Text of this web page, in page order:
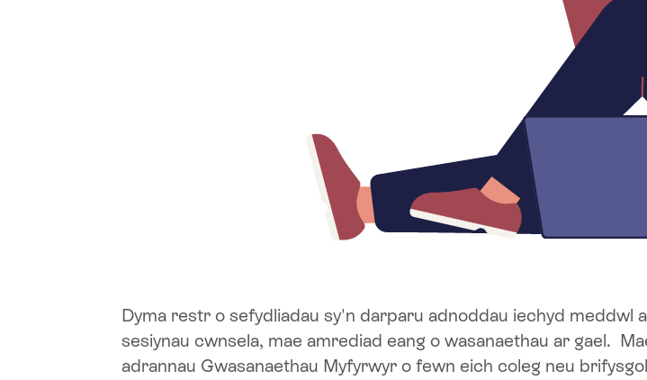
Dyma restr o sefydliadau sy'n darparu adnoddau iechyd meddwl
sesiynau cwnsela, mae amrediad eang o wasanaethau ar gael.
adrannau Gwasanaethau Myfyrwyr o fewn eich coleg neu